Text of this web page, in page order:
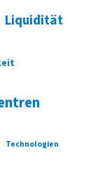
Liquidität
Technologien